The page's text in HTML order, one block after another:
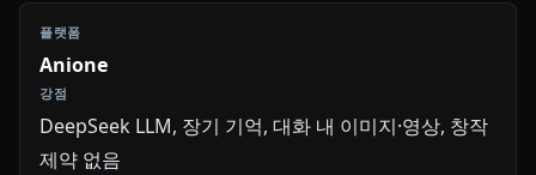
Anione
DeepSeek LLM, 장기 기억, 대화 내 이미지·영상, 창작
제약 없음